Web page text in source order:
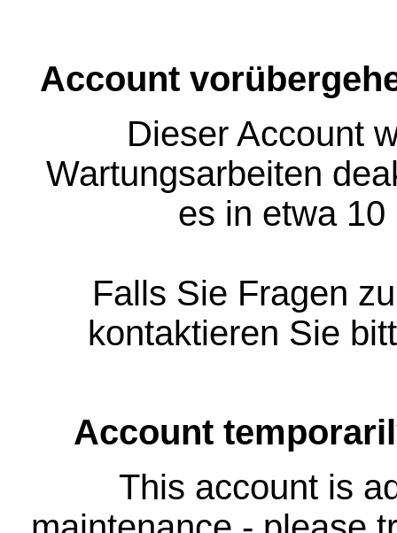
Account
Dieser Account
Wartungsarbeiten
es in etwa
Falls Sie Fragen
kontaktieren Sie
Account
This account is